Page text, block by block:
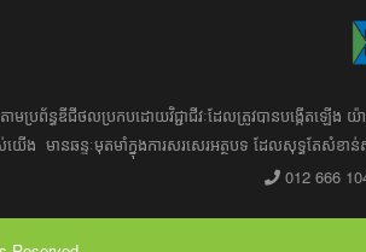
តាម​ប្រព័ន្ធ​ឌីជីថល​​​ប្រកប​ដោយ​វិជ្ជាជីវៈ​ដែល​​​ត្រូវ​បាន​បង្កើ
ស់​យើង​ ​​ មាន​ឆន្ទៈ​​មុតមាំ​​​ក្នុង​​ការ​សរសេរ​​អត្ថបទ​​ ដែល​សុទ្ធតែ​
012 666